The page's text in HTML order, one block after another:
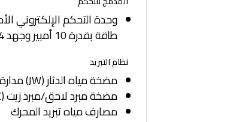
طاقة بقدرة 10 أمبير وجهد 24 فولت لتشغيل وحدات التحكم الإلكتروني في المحرك)
نظام التبريد
مضخة مياه الدثار (JW) مدارة بترس
مضخة مبرد لاحق/مبرد زيت (AC/OC) بدائرة منفصلة تعمل بالتروس
مصارف مياه تبريد المحرك